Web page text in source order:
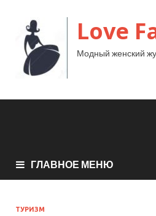
Love
Модный женский
ГЛАВНОЕ МЕНЮ
ТУРИЗМ